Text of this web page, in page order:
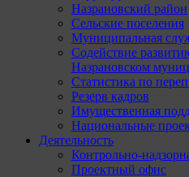
Назрановский район
Сельские поселения
Муниципальная
Содействие
Назрановском
Статистика по
Резерв кадров
Имущественная
Национальные
Деятельность
Контрольно-
Проектный офис